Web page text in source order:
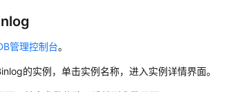
管理控制台。
的实例，单击实例名称，进入实例详情界面。